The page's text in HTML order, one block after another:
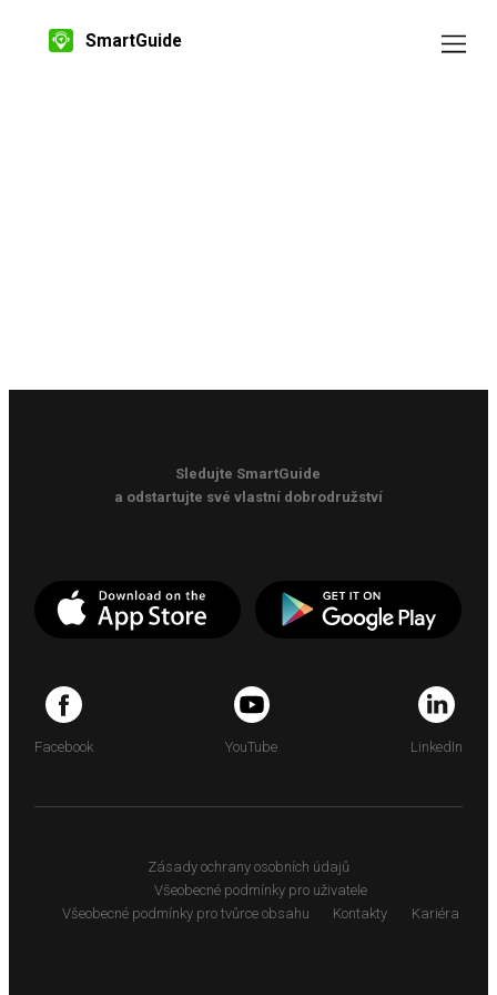
SmartGuide
Sledujte SmartGuide
a odstartujte své vlastní dobrodružství
Facebook YouTube LinkedIn
Zásady ochrany osobních údajů
Všeobecné podmínky pro uživatele
Všeobecné podmínky pro tvůrce obsahu
Kontakty Kariéra